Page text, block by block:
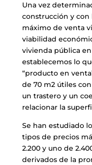
Una vez
construcción y
máximo de venta
viabilidad
vivienda pública
establecemos lo
“producto en
de 70 m2 útiles
un trastero y un
relacionar la
Se han estudiado
tipos de precios
2.200 y uno de
derivados de la